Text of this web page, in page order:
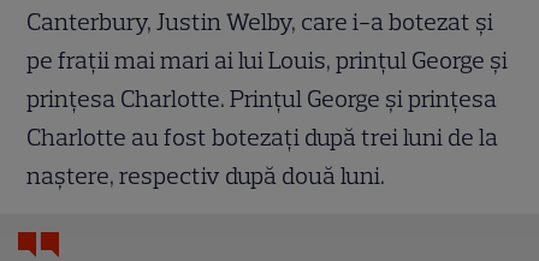
Canterbury, Justin Welby, care i-a botezat şi
pe fraţii mai mari ai lui Louis, prinţul George şi
prinţesa Charlotte. Prinţul George şi prinţesa
Charlotte au fost botezaţi după trei luni de la
naştere, respectiv după două luni.